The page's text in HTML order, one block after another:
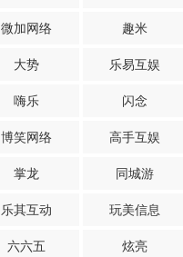
微加网络 趣米
大势 乐易互娱
嗨乐 闪念
博笑网络 高手互娱
掌龙 同城游
乐其互动 玩美信息
六六五 炫亮